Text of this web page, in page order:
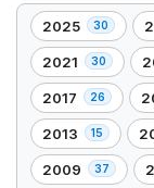
2025 30
,
30
élément(s)
,
2021 30
,
30
élément(s)
,
2017 26
,
26
élément(s)
,
2013 15
,
15
,
18
2009 37
, ,